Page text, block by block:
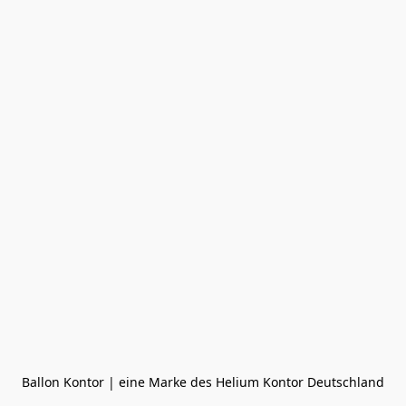
Ballon Kontor | eine Marke des Helium Kontor Deutschland